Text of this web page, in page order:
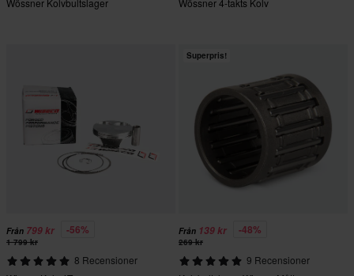
Wössner Kolvbultslager
Wössner 4-takts Kolv
Från 799 kr -56%
1 799 kr
8 Recensioner
Superpris!
Från 139 kr -48%
269 kr
9 Recensioner